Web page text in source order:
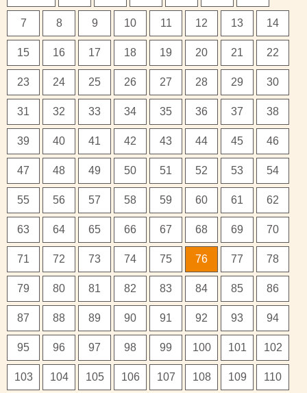
7 8 9 10 11 12 13 14
15 16 17 18 19 20 21 22
23 24 25 26 27 28 29 30
31 32 33 34 35 36 37 38
39 40 41 42 43 44 45 46
47 48 49 50 51 52 53 54
55 56 57 58 59 60 61 62
63 64 65 66 67 68 69 70
71 72 73 74 75 76 77 78
79 80 81 82 83 84 85 86
87 88 89 90 91 92 93 94
95 96 97 98 99 100 101 102
103 104 105 106 107 108 109 110